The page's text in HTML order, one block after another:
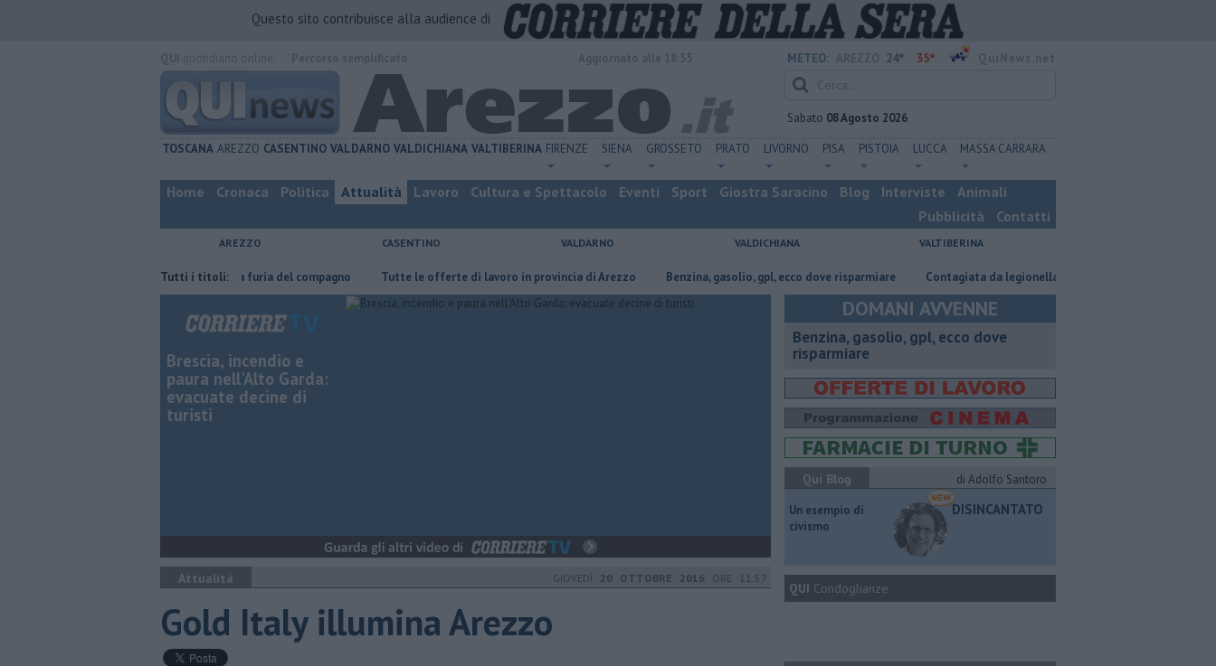
Questo sito contribuisce alla audience di
METEO: 24° 35°
Sabato 08 Agosto 2026
TOSCANA AREZZO CASENTINO VALDARNO VALDICHIANA VALTIBERINA FIRENZE SIENA GROSSETO PRATO LIVORNO PISA PISTOIA LUCCA MASSA CARRARA
Home Cronaca Politica Attualità Lavoro Cultura e Spettacolo Eventi Sport Giostra Saracino Blog Interviste
Animali
Pubblicità
Contatti
AREZZO CASENTINO VALDARNO VALDICHIANA VALTIBERINA
Tutti i titoli:
Nascosta in un bar per sfuggire alla furia del compagno ​Tutte le offerte di lavoro in provincia di Arezzo ​Benzina, gasolio, gpl, ecco dove risparmiare Contagiata da legionella, non ce l'ha fatta
Brescia, incendio e
paura nell'Alto Garda:
evacuate decine di
turisti
Attualità GIOVEDÌ 20 OTTOBRE 2016 ORE 11:57
Gold Italy illumina Arezzo
DOMANI AVVENNE
​Benzina, gasolio, gpl, ecco dove
risparmiare
Qui Blog
di Adolfo Santoro
​Un esempio di
civismo
DISINCANTATO
QUI Condoglianze